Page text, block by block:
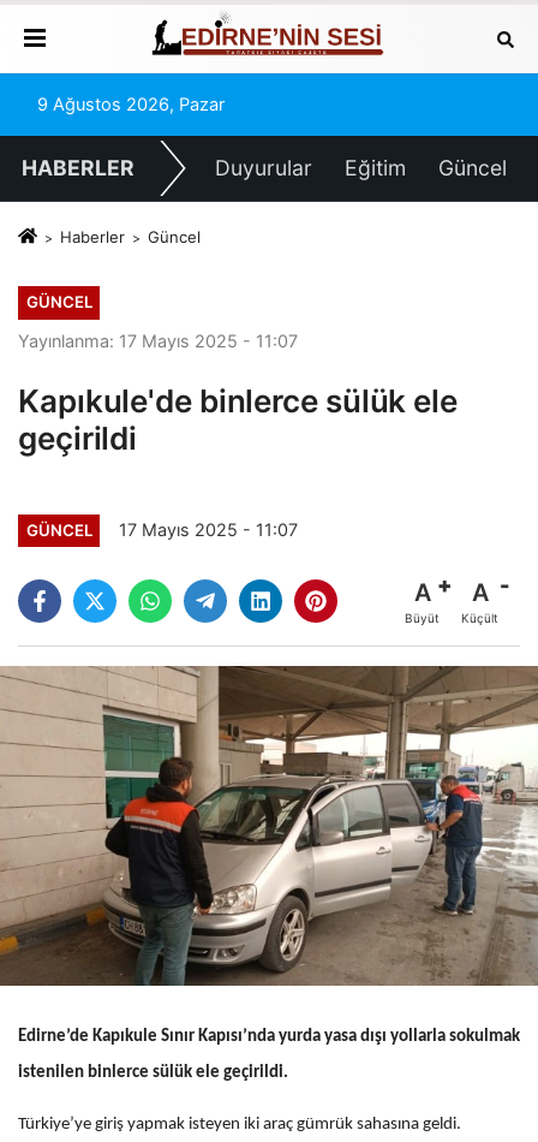
9 Ağustos 2026, Pazar
HABERLER Duyurular Eğitim Güncel
Haberler Güncel
GÜNCEL
Yayınlanma: 17 Mayıs 2025 - 11:07
Kapıkule'de binlerce sülük ele
geçirildi
GÜNCEL 17 Mayıs 2025 - 11:07
A
Büyüt
A
Küçült
Edirne’de Kapıkule Sınır Kapısı’nda yurda yasa dışı yollarla sokulmak
istenilen binlerce sülük ele geçirildi.
Türkiye’ye giriş yapmak isteyen iki araç gümrük sahasına geldi.